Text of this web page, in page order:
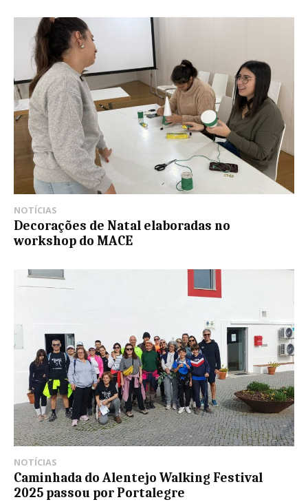
NOTÍCIAS
Decorações de Natal elaboradas no
workshop do MACE
NOTÍCIAS
Caminhada do Alentejo Walking Festival
2025 passou por Portalegre